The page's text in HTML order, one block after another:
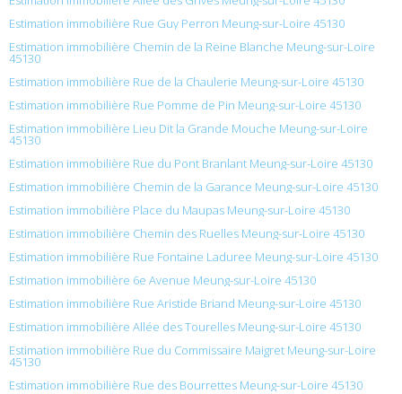
Estimation immobilière Rue Guy Perron Meung-sur-Loire 45130
Estimation immobilière Chemin de la Reine Blanche Meung-sur-Loire
45130
Estimation immobilière Rue de la Chaulerie Meung-sur-Loire 45130
Estimation immobilière Rue Pomme de Pin Meung-sur-Loire 45130
Estimation immobilière Lieu Dit la Grande Mouche Meung-sur-Loire
45130
Estimation immobilière Rue du Pont Branlant Meung-sur-Loire 45130
Estimation immobilière Chemin de la Garance Meung-sur-Loire 45130
Estimation immobilière Place du Maupas Meung-sur-Loire 45130
Estimation immobilière Chemin des Ruelles Meung-sur-Loire 45130
Estimation immobilière Rue Fontaine Laduree Meung-sur-Loire 45130
Estimation immobilière 6e Avenue Meung-sur-Loire 45130
Estimation immobilière Rue Aristide Briand Meung-sur-Loire 45130
Estimation immobilière Allée des Tourelles Meung-sur-Loire 45130
Estimation immobilière Rue du Commissaire Maigret Meung-sur-Loire
45130
Estimation immobilière Rue des Bourrettes Meung-sur-Loire 45130